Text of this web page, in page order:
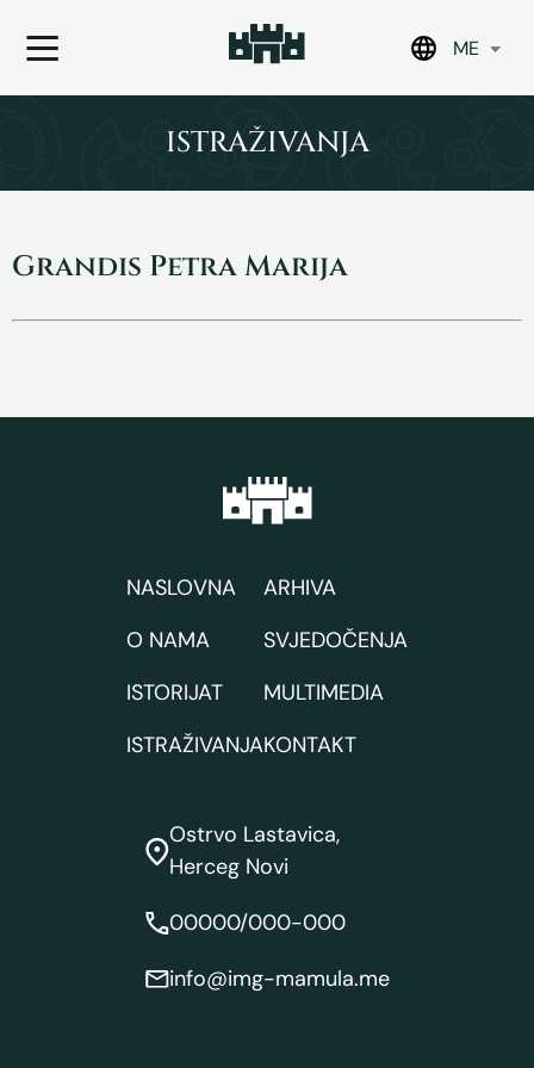
ME
ISTRAŽIVANJA
Grandis Petra Marija
NASLOVNA
O NAMA
ISTORIJAT
ISTRAŽIVANJA
ARHIVA
SVJEDOČENJA
MULTIMEDIA
KONTAKT
Ostrvo Lastavica,
Herceg Novi
00000/000-000
info@img-mamula.me